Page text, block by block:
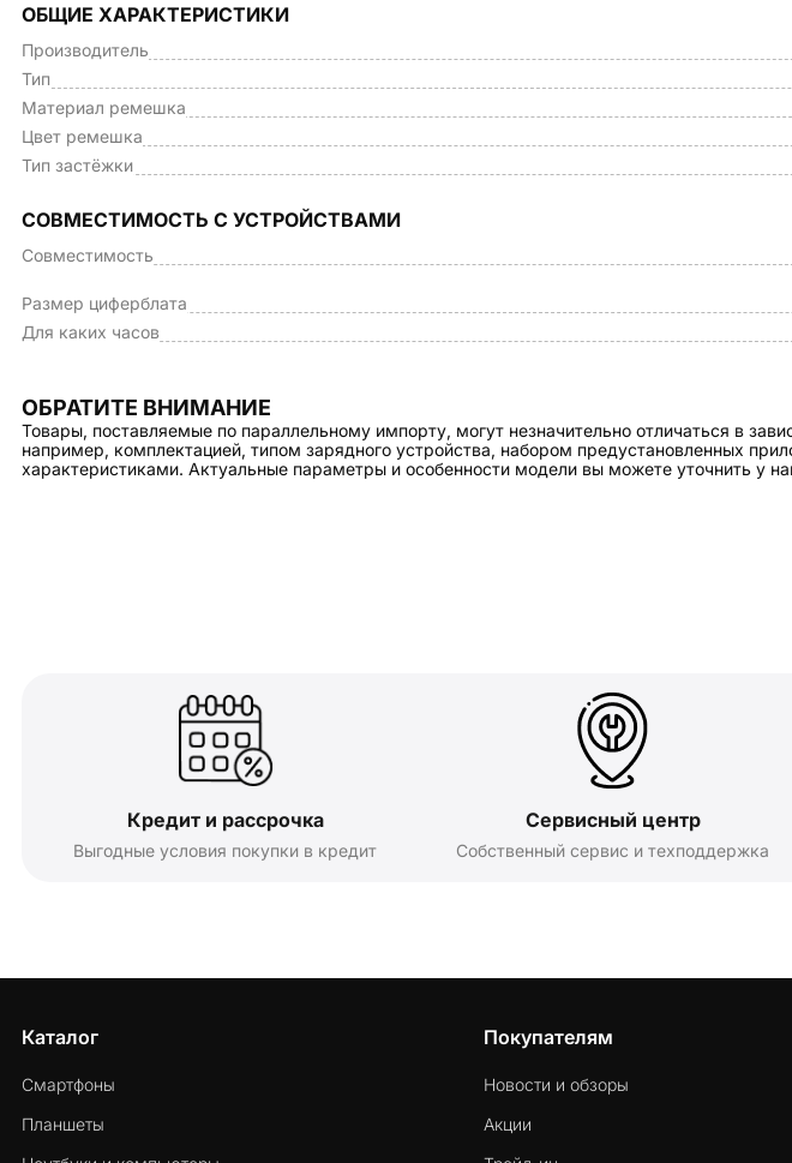
ОБЩИЕ ХАРАКТЕРИСТИКИ
Производитель
Тип
Материал ремешка
Цвет ремешка
Тип застёжки
СОВМЕСТИМОСТЬ С УСТРОЙСТВАМИ
Совместимость
Размер циферблата
Для каких часов
ОБРАТИТЕ ВНИМАНИЕ
Товары, поставляемые по параллельному импорту, могут незначительно отличаться в
например, комплектацией, типом зарядного устройства, набором предустановленных
характеристиками. Актуальные параметры и особенности модели вы можете уточнить у
Кредит и рассрочка
Выгодные условия покупки в кредит
Сервисный центр
Собственный сервис и техподдержка
Каталог
Смартфоны
Планшеты
Покупателям
Новости и обзоры
Акции